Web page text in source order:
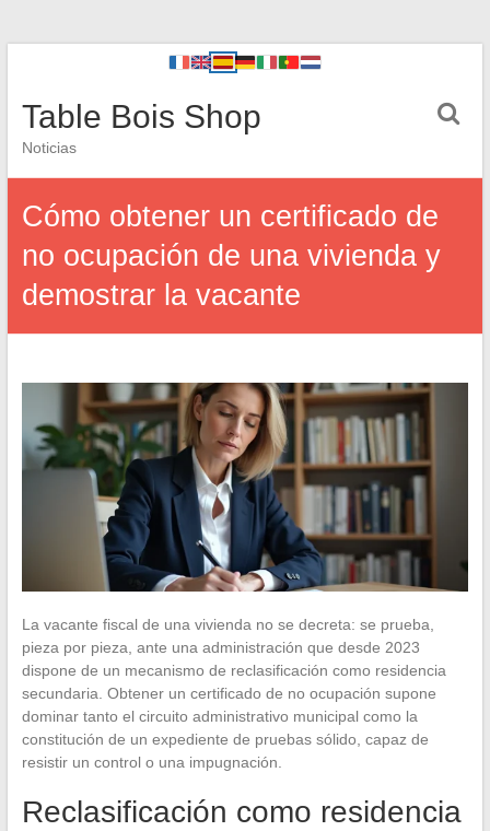
Table Bois Shop
Noticias
Cómo obtener un certificado de
no ocupación de una vivienda y
demostrar la vacante
La vacante fiscal de una vivienda no se decreta: se prueba,
pieza por pieza, ante una administración que desde 2023
dispone de un mecanismo de reclasificación como residencia
secundaria. Obtener un certificado de no ocupación supone
dominar tanto el circuito administrativo municipal como la
constitución de un expediente de pruebas sólido, capaz de
resistir un control o una impugnación.
Reclasificación como residencia